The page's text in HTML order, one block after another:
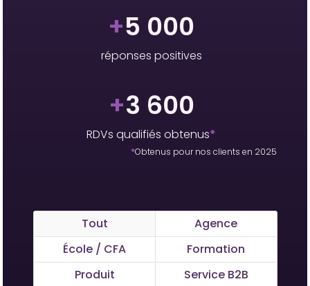
+5 000
réponses positives
+3 600
RDVs qualifiés obtenus*
*Obtenus pour nos clients en 2025
Tout
Agence
École / CFA
Formation
Produit
Service B2B